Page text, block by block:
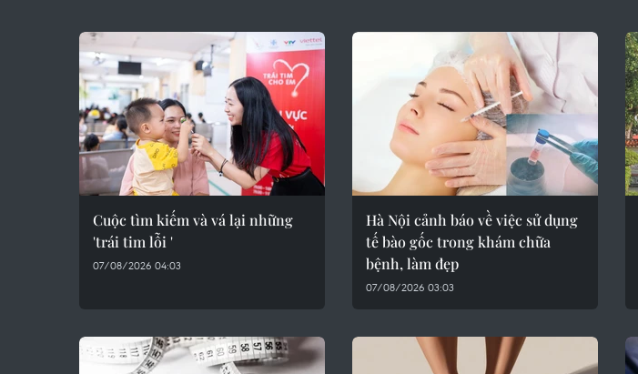
Cuộc tìm kiếm và vá lại những
'trái tim lỗi '
07/08/2026 04:03
Hà Nội cảnh báo về việc sử dụng
tế bào gốc trong khám chữa
bệnh, làm đẹp
07/08/2026 03:03